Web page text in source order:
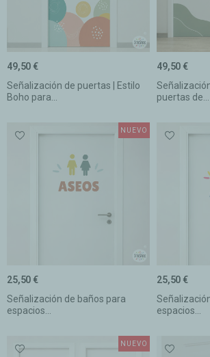
Señalización de puertas | Estilo
Boho para...
49,50 €
puertas de...
49,50 €
Señalización de baños para
espacios...
25,50 €
NUEVO
espacios...
25,50 €
NUEVO